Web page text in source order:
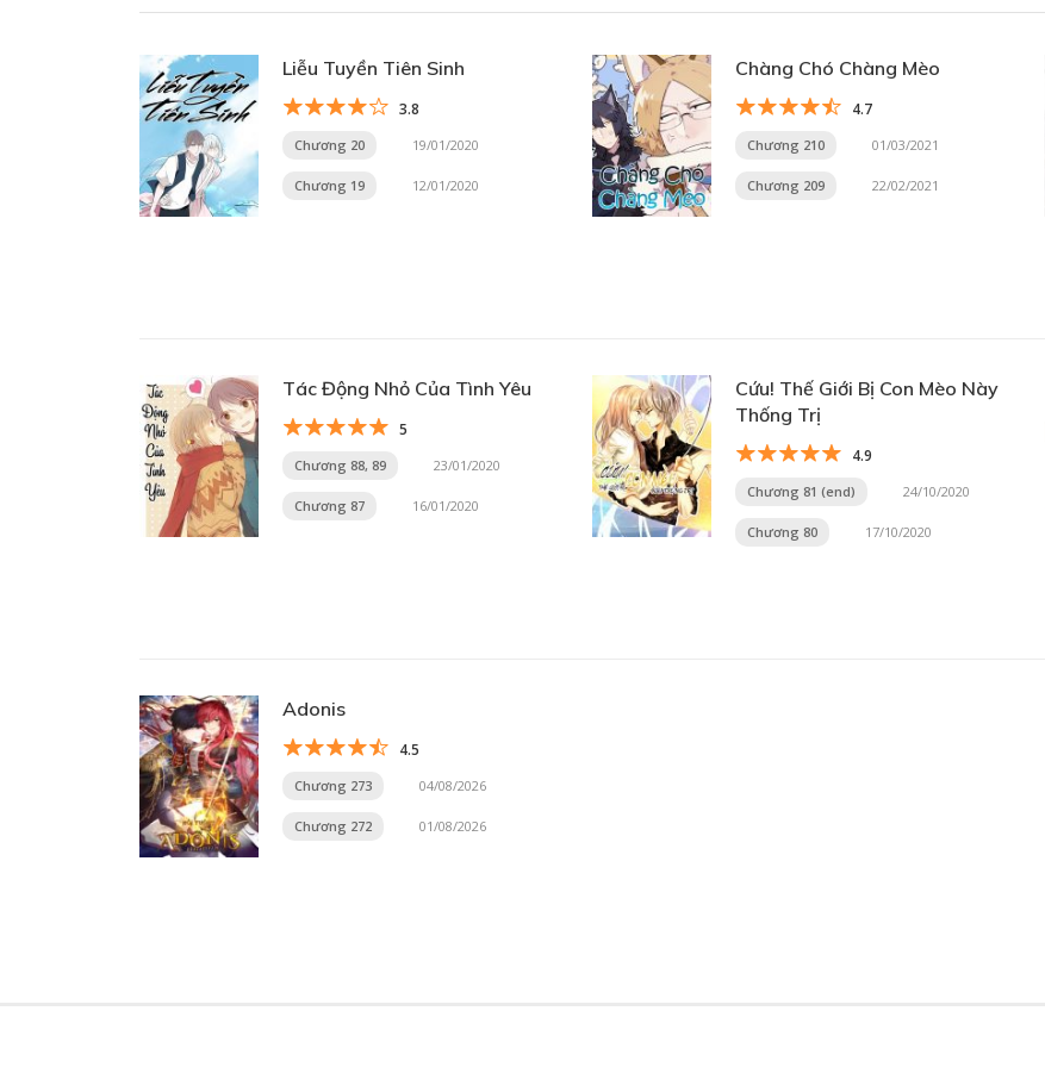
Liễu Tuyền Tiên Sinh
3.8
Chương 20 19/01/2020
Chương 19 12/01/2020
Chàng Chó Chàng Mèo
4.7
Chương 210 01/03/2021
Chương 209 22/02/2021
Tác Động Nhỏ Của Tình Yêu
5
Chương 88, 89 23/01/2020
Chương 87 16/01/2020
Cứu! Thế Giới Bị Con Mèo Này
Thống Trị
4.9
Chương 81 (end) 24/10/2020
Chương 80 17/10/2020
Adonis
4.5
Chương 273 04/08/2026
Chương 272 01/08/2026